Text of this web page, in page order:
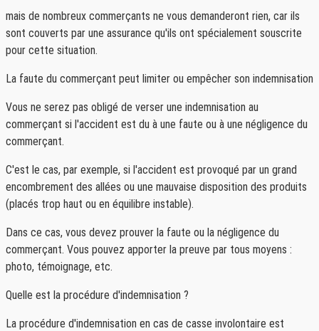
mais de nombreux commerçants ne vous demanderont rien, car ils
sont couverts par une assurance qu'ils ont spécialement souscrite
pour cette situation.
La faute du commerçant peut limiter ou empêcher son indemnisation
Vous ne serez pas obligé de verser une indemnisation au
commerçant si l'accident est du à une faute ou à une négligence du
commerçant.
C'est le cas, par exemple, si l'accident est provoqué par un grand
encombrement des allées ou une mauvaise disposition des produits
(placés trop haut ou en équilibre instable).
Dans ce cas, vous devez prouver la faute ou la négligence du
commerçant. Vous pouvez apporter la preuve par tous moyens :
photo, témoignage, etc.
Quelle est la procédure d'indemnisation ?
La procédure d'indemnisation en cas de casse involontaire est